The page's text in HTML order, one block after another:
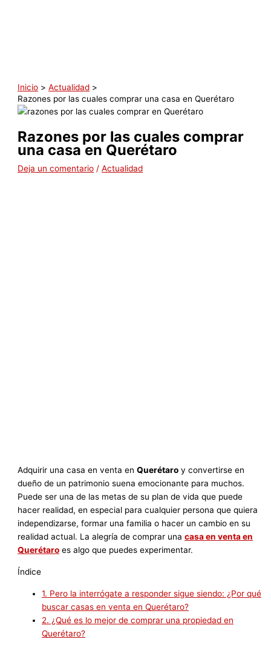
Inicio
Actualidad
Razones por las cuales comprar una casa en Querétaro
Razones por las cuales comprar
una casa en Querétaro
Deja un comentario /Actualidad
Adquirir una casa en venta enQuerétaro y convertirse en
dueño de un patrimonio suena emocionante para muchos.
Puede ser una de las metas de su plan de vida que puede
hacer realidad, en especial para cualquier persona que quiera
independizarse, formar una familia o hacer un cambio en su
realidad actual. La alegría de comprar unacasa en venta en
Querétaro es algo que puedes experimentar.
Índice
1. Pero la interrógate a responder sigue siendo: ¿Por qué
buscar casas en venta en Querétaro?
2. ¿Qué es lo mejor de comprar una propiedad en
Querétaro?